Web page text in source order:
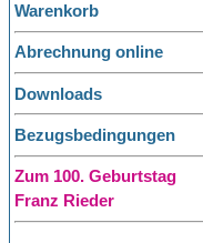
Warenkorb
Abrechnung online
Downloads
Bezugsbedingungen
Zum 100. Geburtstag
Franz Rieder